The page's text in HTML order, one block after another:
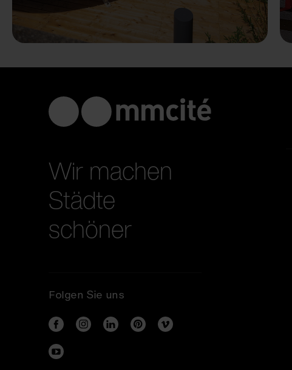
Wir machen
Städte
schöner
Folgen Sie uns